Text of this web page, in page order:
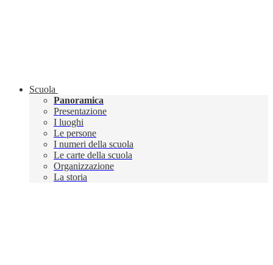
Scuola
Panoramica
Presentazione
I luoghi
Le persone
I numeri della scuola
Le carte della scuola
Organizzazione
La storia